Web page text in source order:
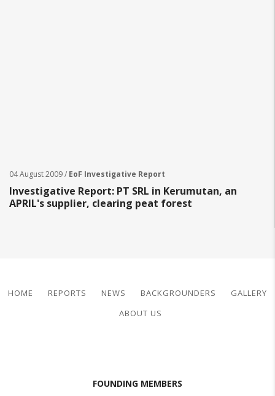
04 August 2009 / EoF Investigative Report
Investigative Report: PT SRL in Kerumutan, an
APRIL's supplier, clearing peat forest
HOME REPORTS NEWS BACKGROUNDERS
GALLERY
ABOUT US
FOUNDING MEMBERS